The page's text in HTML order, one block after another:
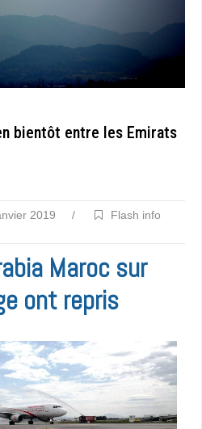
bientôt entre les Emirats
2019 /
Flash info
Maroc sur
ont repris